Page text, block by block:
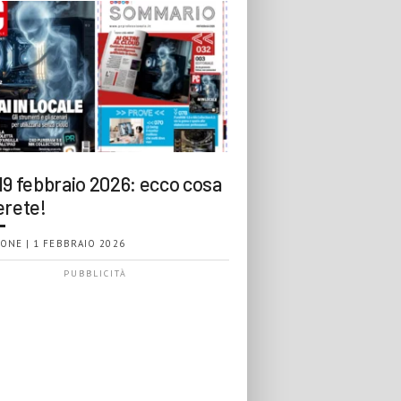
febbraio 2026: ecco cosa
| 1 FEBBRAIO 2026